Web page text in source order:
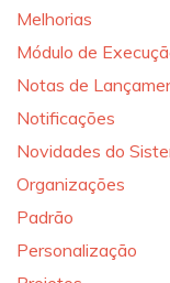
Melhorias
Módulo de
Notas de
Notificações
Novidades do
Organizações
Padrão
Personalização